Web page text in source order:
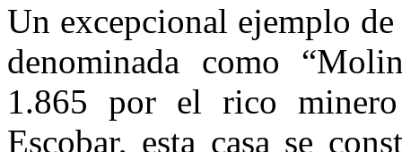
Un excepcional ejemplo de
denominada como
1.865 por el rico
Escobar, esta casa se